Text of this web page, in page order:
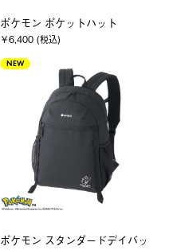
ポケモン ポケットハット
￥6,400 (税込)
NEW
ポケモン スタンダードデイバッ